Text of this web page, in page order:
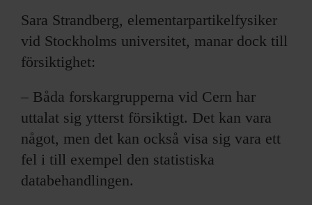
Sara Strandberg, elementarpartikelfysiker
vid Stockholms universitet, manar dock till
försiktighet:
– Båda forskargrupperna vid Cern har
uttalat sig ytterst försiktigt. Det kan vara
något, men det kan också visa sig vara ett
fel i till exempel den statistiska
databehandlingen.